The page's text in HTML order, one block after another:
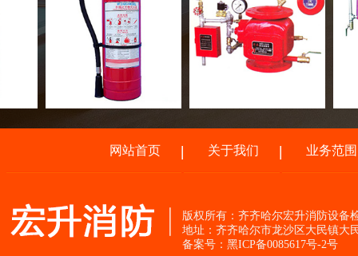
网站首页 关于我们 业务范围
版权所有：齐齐哈尔宏升消防设
地址：齐齐哈尔市龙沙区大民
备案号：黑ICP备0085617号-2